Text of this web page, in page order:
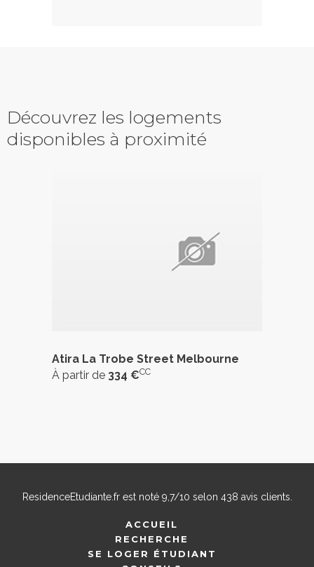
Découvrez les logements
disponibles à proximité
Atira La Trobe Street Melbourne
À partir de 334 €CC
ResidenceEtudiante.frest noté 9,7/10 selon 438 avis clients.
ACCUEIL
RECHERCHE
SE LOGER ÉTUDIANT